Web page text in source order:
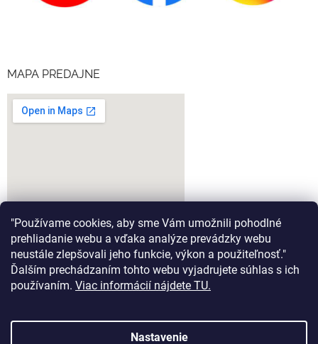
"Používame cookies, aby sme Vám umožnili pohodlné
prehliadanie webu a vďaka analýze prevádzky webu
neustále zlepšovali jeho funkcie, výkon a použiteľnosť."
Ďalším prechádzaním tohto webu vyjadrujete súhlas s ich
používaním. Viac informácií nájdete TU.
Nastavenie
MAPA PREDAJNE
google-map-generator.com
Vytvoril Shoptet